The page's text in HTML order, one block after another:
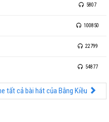
5807
100850
22799
54877
tất cả bài hát của Bằng Kiều